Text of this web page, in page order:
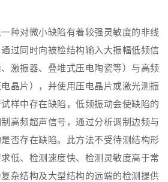
对微小缺陷有着较强灵敏度的非线
过同时向被检结构输入大振幅低频信
激振器、叠堆式压电陶瓷等）与高频
晶片），并使用压电晶片或激光测振
样中存在缺陷，低频振动会使缺陷的
高频超声信号，通过分析调制边频与
否存在缺陷。此方法不受待测结构形
低、检测速度快、检测灵敏度高于常
杂结构及大型结构的远端的检测提供